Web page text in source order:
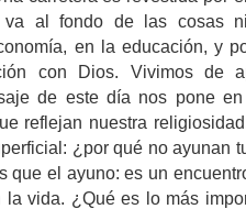
al fondo de las cosas
en la educación, y
con Dios. Vivimos de
de este día nos pone
reflejan nuestra
¿por qué no ayunan
que el ayuno: es un
vida. ¿Qué es lo más